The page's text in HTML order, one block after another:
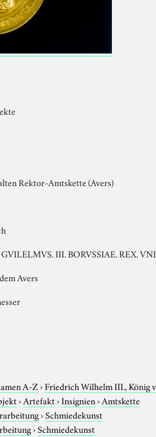
Rektor-Amtskette (Avers)
III. BORVSSIAE. REX.
Avers
A-Z›Friedrich Wilhelm III., König
›Artefakt›Insignien›Amtskette
›Schmiedekunst
›Schmiedekunst